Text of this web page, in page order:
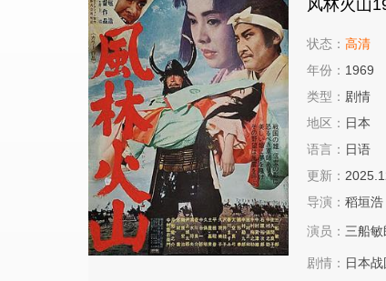
风林火山
状态： 高清
年份： 1969
类型： 剧情
地区： 日本
语言： 日语
更新：
导演： 稻垣浩
演员： 三船敏
剧情： 日本